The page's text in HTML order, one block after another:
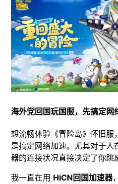
海外党回国玩国服，先搞定网
想流畅体验《冒险岛》怀旧服
是搞定网络加速。尤其对于
器的连接状况直接决定了你跳
我一直在用 HiCN回国加速器